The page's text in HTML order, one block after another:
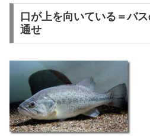
口が上を向いている＝バ
通せ